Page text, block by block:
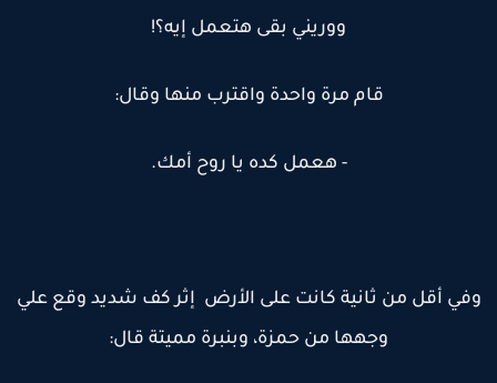
ووريني بقى هتعمل إيه؟!
قام مرة واحدة واقترب منها وقال:
- هعمل كده يا روح أمك.
أقل من ثانية كانت على الأرض إثر كف شديد وقع علي
وجهها من حمزة، وبنبرة مميتة قال: